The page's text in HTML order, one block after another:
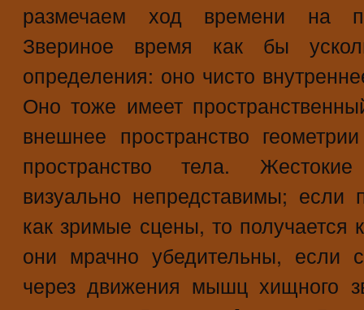
размечаем ход времени на
Звериное время как бы
определения: оно чисто
Оно тоже имеет
внешнее пространство
пространство тела.
визуально непредставимы; если
как зримые сцены, то получается
они мрачно убедительны, если
через движения мышц хищного